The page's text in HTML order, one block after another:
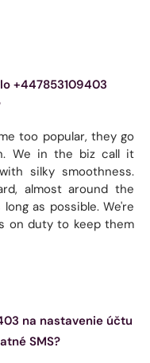
+447853109403
too popular, they go
We in the biz call it
silky smoothness.
almost around the
as possible. We're
on duty to keep them
na nastavenie účtu
SMS?